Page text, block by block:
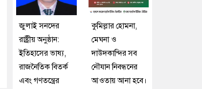
জুলাই সনদের
রাষ্ট্রীয় অনুষ্ঠান:
ইতিহাসের ভাষ্য,
রাজনৈতিক বিতর্ক
এবং গণতন্ত্রের
কুমিল্লার হোমনা,
মেঘনা ও
দাউদকান্দির সব
নৌযান নিবন্ধনের
আওতায় আনা হবে।